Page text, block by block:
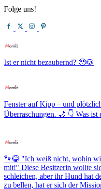
Folge uns!
Ist er nicht bezaubernd? 🥹🐶
Fenster auf Kipp – und
Überraschungen. 🌙 👇 Was
🐾😂 "Ich weiß nicht, wohin
mit!" Diese Besitzerin wollte
schleichen, aber ihr Hund hat
zu bellen, hat er sich der